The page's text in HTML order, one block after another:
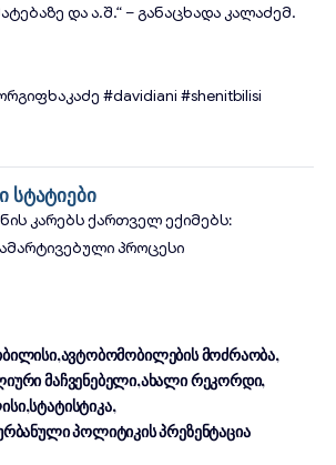
და ა.შ.“ – განაცხადა კალაძემ.
#davidiani #shenitbilisi
სტატიები
კარებს ქართველ ექიმებს:
პროცესი
ავტობომობილების მოძრაობა
მაჩვენებელი ახალი რეკორდი
სტატისტიკა
პოლიტიკის პრეზენტაცია